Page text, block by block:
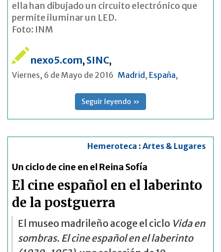
ella han dibujado un circuito electrónico que
permite iluminar un LED.
Foto: INM
nexo5.com, SINC,
Viernes, 6 de Mayo de 2016 Madrid , España,
Seguir leyendo »
Hemeroteca : Artes & Lugares
Un ciclo de cine en el Reina Sofía
El cine español en el laberinto
de la postguerra
El museo madrileño acoge el ciclo Vida en
sombras. El cine español en el laberinto